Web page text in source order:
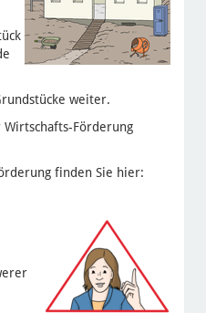
weiter.
Förderung
finden Sie hier: